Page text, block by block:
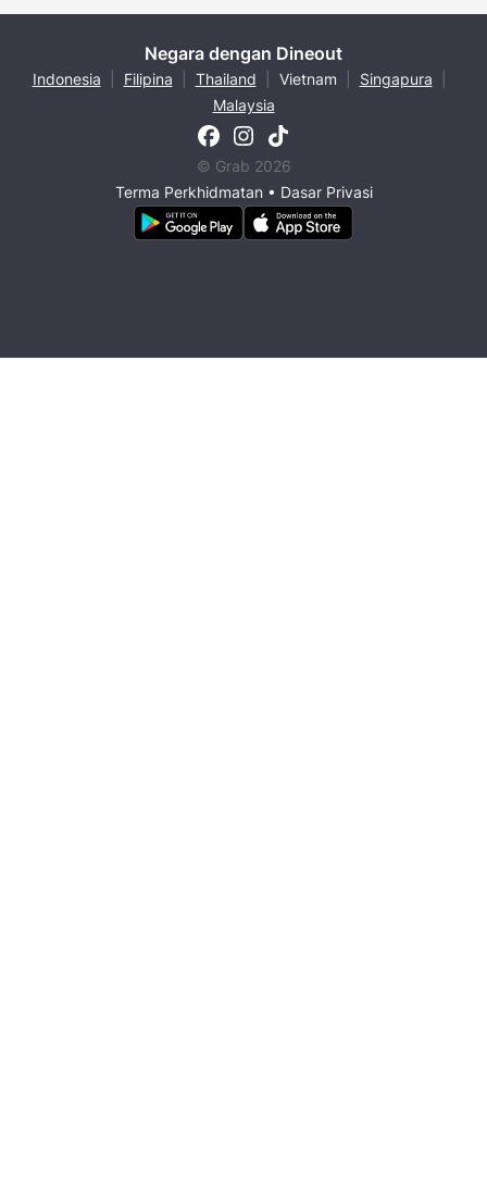
Negara dengan Dineout
Indonesia Filipina Thailand Vietnam Singapura
Malaysia
© Grab 2026
Terma Perkhidmatan• Dasar Privasi